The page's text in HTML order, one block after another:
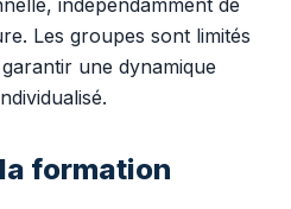
indépendamment de
Les groupes sont limités
une dynamique
formation